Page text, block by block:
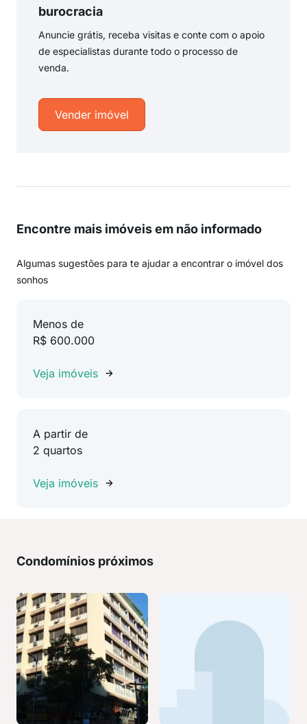
burocracia
Anuncie grátis, receba visitas e conte com o apoio
de especialistas durante todo o processo de
venda.
Vender imóvel
Encontre mais imóveis em não informado
Algumas sugestões para te ajudar a encontrar o imóvel dos
sonhos
Menos de
R$ 600.000
Veja imóveis
A partir de
2 quartos
Veja imóveis
Condomínios próximos